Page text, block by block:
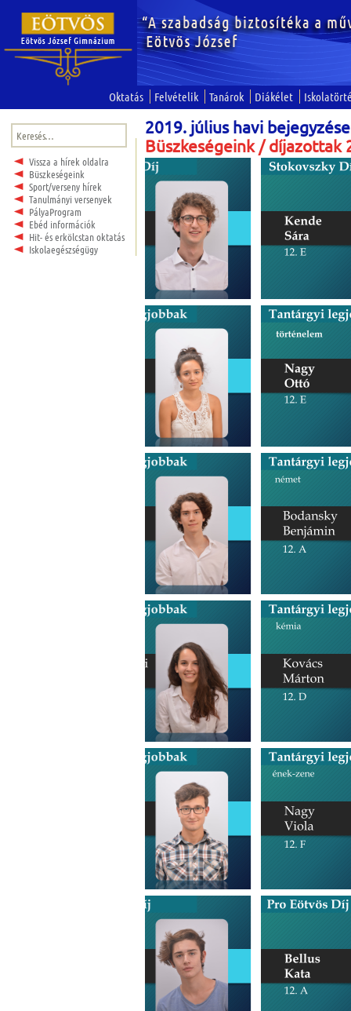
Oktatás Felvételik Tanárok Diákélet
Keresés:
Vissza a hírek oldalra
Büszkeségeink
Sport/verseny hírek
Tanulmányi versenyek
PályaProgram
Ebéd információk
Hit- és erkölcstan oktatás
Iskolaegészségügy
2019. július havi
Büszkeségeink / díjazottak